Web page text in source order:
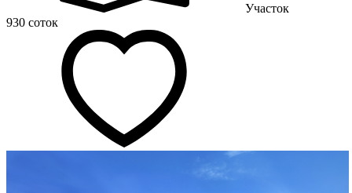
Участок
930 соток